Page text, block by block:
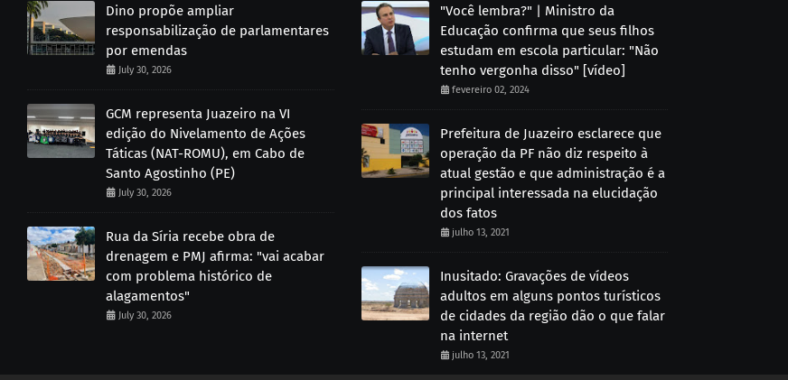
Dino propõe ampliar
responsabilização de parlamentares
por emendas
July 30, 2026
GCM representa Juazeiro na VI
edição do Nivelamento de Ações
Táticas (NAT-ROMU), em Cabo de
Santo Agostinho (PE)
July 30, 2026
Rua da Síria recebe obra de
drenagem e PMJ afirma: "vai acabar
com problema histórico de
alagamentos"
July 30, 2026
"Você lembra?" | Ministro da
Educação confirma que seus filhos
estudam em escola particular: "Não
tenho vergonha disso" [vídeo]
fevereiro 02, 2024
Prefeitura de Juazeiro esclarece que
operação da PF não diz respeito à
atual gestão e que administração é a
principal interessada na elucidação
dos fatos
julho 13, 2021
Inusitado: Gravações de vídeos
adultos em alguns pontos turísticos
de cidades da região dão o que falar
na internet
julho 13, 2021